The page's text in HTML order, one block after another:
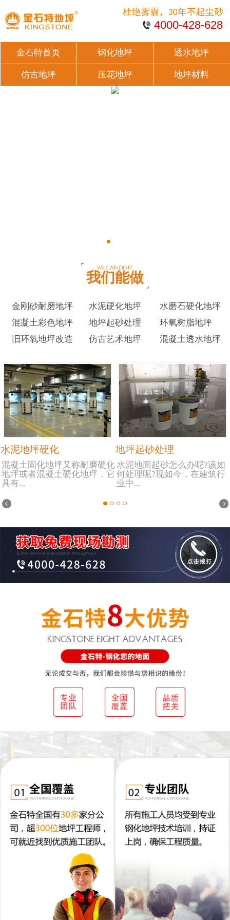
4000-428-628
金石特首页 钢化地坪 透水地坪
仿古地坪 压花地坪 地坪材料
我们能做
金刚砂耐磨地坪 水泥硬化地坪
水磨石硬化地坪
混凝土彩色地坪
地坪起砂处理
环氧树脂地坪
旧环氧地坪改造
仿古艺术地坪 混凝土透水地坪
水泥地坪硬化
混凝土固化地坪又称耐磨硬化
地坪或者混凝土硬化地坪，它
具有...
地坪起砂处理
水泥地面起砂怎么办呢?该如
何处理呢?现如今，在建筑行
业中...